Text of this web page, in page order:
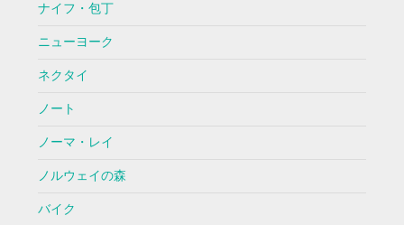
ナイフ・包丁
ニューヨーク
ネクタイ
ノート
ノーマ・レイ
ノルウェイの森
バイク